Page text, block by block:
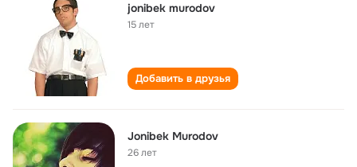
jonibek murodov
15 лет
Добавить в друзья
Jonibek Murodov
26 лет